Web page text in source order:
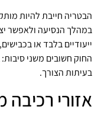
הבטריה חייבת להיות
במהלך הנסיעה ולאפשר
ייעודיים בלבד או
החוק חשובים משני סיבות:
בעיתות הצורך.
אזורי רכיבה